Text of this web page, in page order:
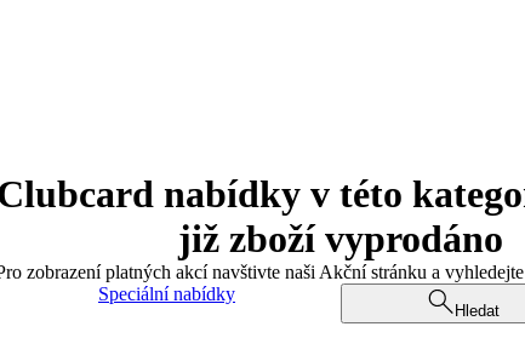
nabídky v této
již zboží vyprodáno
zobrazení platných akcí navštivte naši Akční stránku a
Speciální nabídky
Hledat